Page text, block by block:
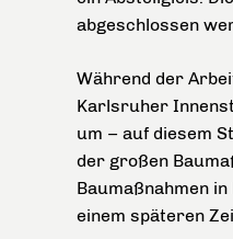
abgeschlossen
Während der
Karlsruher
um – auf diesem
der großen
Baumaßnahmen
einem späteren